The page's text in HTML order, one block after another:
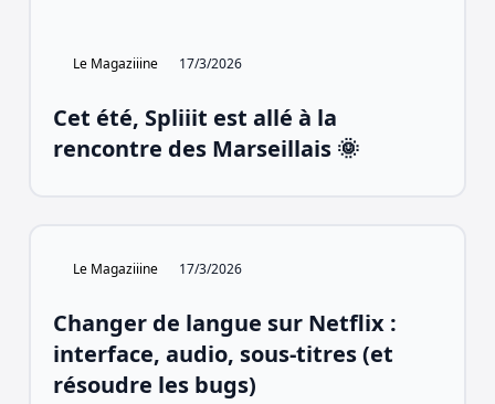
Le Magaziiine 17/3/2026
Cet été, Spliiit est allé à la
rencontre des Marseillais 🌞
Le Magaziiine 17/3/2026
Changer de langue sur Netflix :
interface, audio, sous-titres (et
résoudre les bugs)